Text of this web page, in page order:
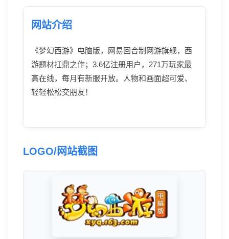
网站介绍
《梦幻西游》电脑版，网易回合制网游旗舰，西
游题材扛鼎之作；3.6亿注册用户，271万玩家最
高在线，每月有新服开放。人物和画面超可爱、
轻轻松松交朋友！
LOGO/网站截图